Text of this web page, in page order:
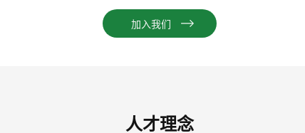
加入我们
人才理念